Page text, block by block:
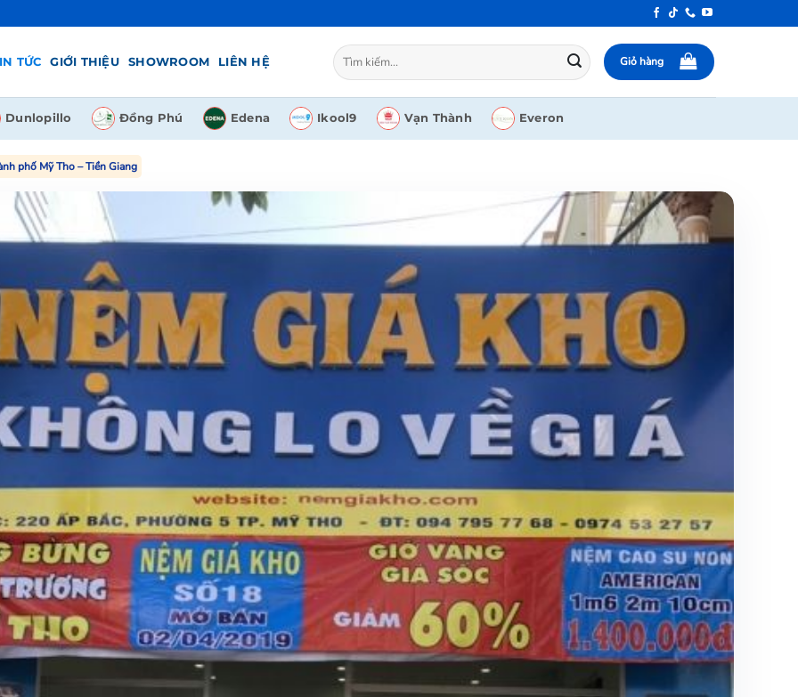
TỨC GIỚI THIỆU SHOWROOM LIÊN HỆ
Tìm
kiếm:
Giỏ hàng
Dunlopillo Đồng Phú Edena Ikool9 Vạn Thành Everon
phố Mỹ Tho – Tiền Giang